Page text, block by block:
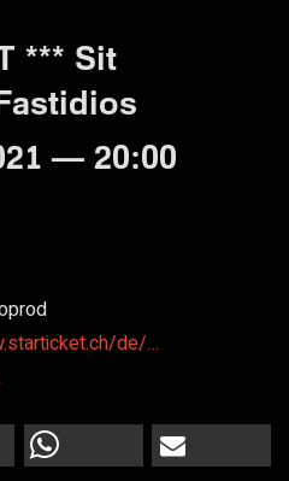
*** Sit
— 20:00
de/…